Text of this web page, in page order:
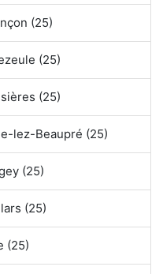
(25)
(25)
(25)
lez-Beaupré (25)
(25)
(25)
(25)